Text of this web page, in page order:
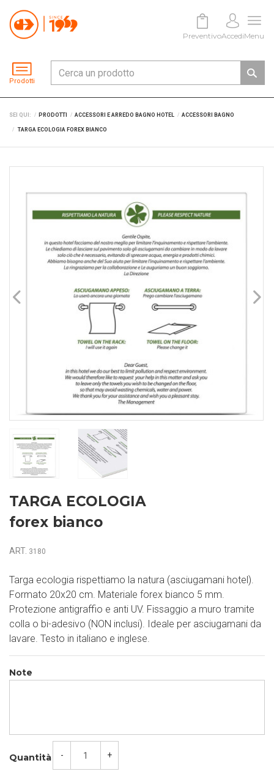
Prodotti
PreventivoAccediMenu
SEI QUI: PRODOTTI ACCESSORI E ARREDO BAGNO HOTEL ACCESSORI BAGNO
TARGA ECOLOGIA FOREX BIANCO
TARGA ECOLOGIA
forex bianco
ART. 3180
Targa ecologia rispettiamo la natura (asciugamani hotel).
Formato 20x20 cm. Materiale forex bianco 5 mm.
Protezione antigraffio e anti UV. Fissaggio a muro tramite
colla o bi-adesivo (NON inclusi). Ideale per asciugamani da
lavare. Testo in italiano e inglese.
Note
Quantità - +